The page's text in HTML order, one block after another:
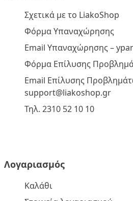
Σχετικά με το LiakoShop
Φόρμα Υπαναχώρησης
Email Υπαναχώρησης –
Φόρμα Επίλυσης
Email Επίλυσης
support@liakoshop.gr
Τηλ. 2310 52 10 10
Λογαριασμός
Καλάθι